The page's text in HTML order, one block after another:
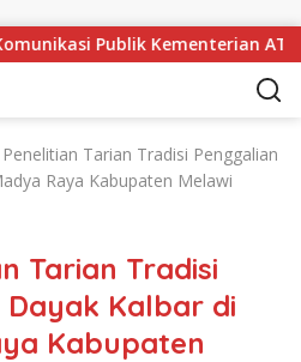
Kementerian ATR/BPN
Tarian Tradisi Penggalian
Raya Kabupaten Melawi
Tarian Tradisi
Dayak Kalbar di
Kabupaten